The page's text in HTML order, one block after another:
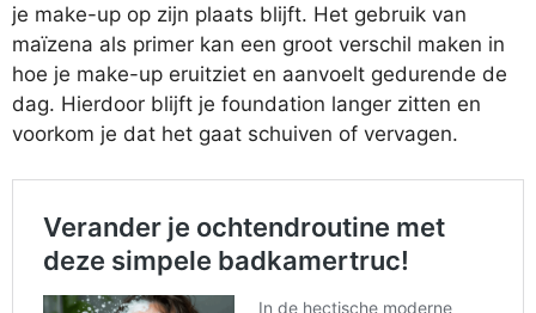
je make-up op zijn plaats blijft. Het gebruik van
maïzena als primer kan een groot verschil maken in
hoe je make-up eruitziet en aanvoelt gedurende de
dag. Hierdoor blijft je foundation langer zitten en
voorkom je dat het gaat schuiven of vervagen.